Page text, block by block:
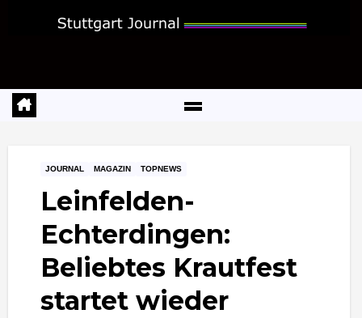
JOURNAL MAGAZIN TOPNEWS
Leinfelden-
Echterdingen:
Beliebtes Krautfest
startet wieder